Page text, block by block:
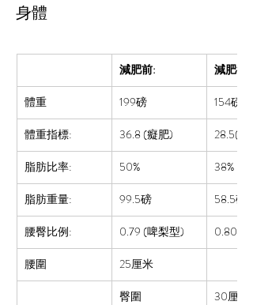
身體
減肥前: 減肥後:
體重 199磅 154磅
體重指標: 36.8 (癡肥) 28.5(肥
脂肪比率: 50% 38%
脂肪重量: 99.5磅 58.5磅
腰臀比例: 0.79 (啤梨型) 0.80 (正
腰圍 25厘米
臀圍 30厘米